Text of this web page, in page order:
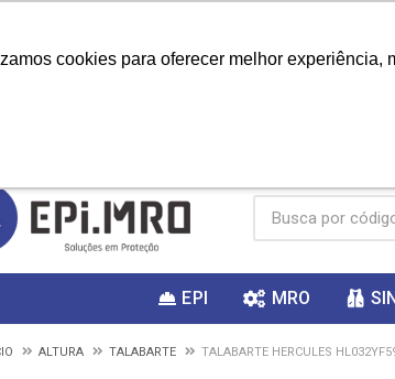
cookies para oferecer melhor experiência,
EPI MRO
ALTURA TALABARTE TALABARTE HERCULES